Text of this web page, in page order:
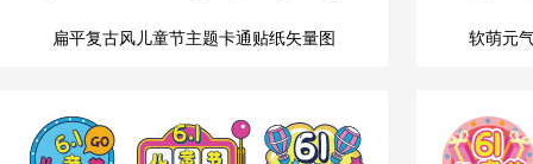
扁平复古风儿童节主题卡通贴纸矢量图 软萌元